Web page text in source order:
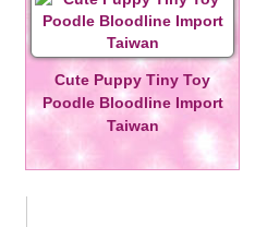
Cute Puppy Tiny Toy
Poodle Bloodline Import
Taiwan